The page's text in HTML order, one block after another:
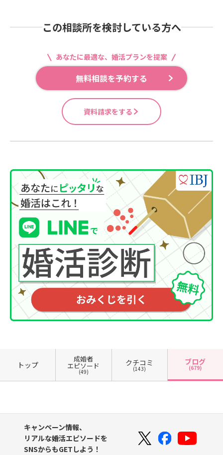
この相談所を検討している方へ
あなたに最適な、婚活プランを提案
無料相談を予約する
資料請求をする
トップ
成婚者
エピソード
(49)
クチコミ
(143)
ブログ
(679)
キャンペーン情報、
リアルな婚活エピソードを
SNSからもGETしよう！